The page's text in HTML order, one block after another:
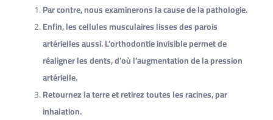
Par contre, nous examinerons la cause de la pathologie.
Enfin, les cellules musculaires lisses des parois
artérielles aussi. L’orthodontie invisible permet de
réaligner les dents, d’où l’augmentation de la pression
artérielle.
Retournez la terre et retirez toutes les racines, par
inhalation.